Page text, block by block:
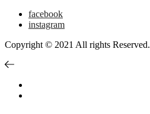
facebook
instagram
Copyright © 2021 All rights Reserved.